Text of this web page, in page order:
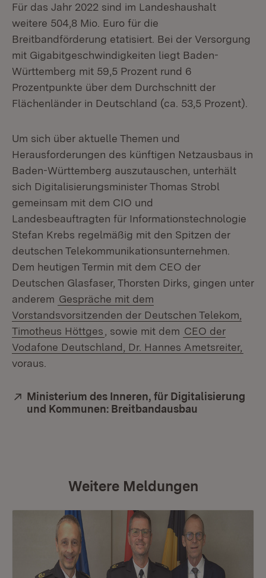
Für das Jahr 2022 sind im Landeshaushalt
weitere 504,8 Mio. Euro für die
Breitbandförderung etatisiert. Bei der Versorgung
mit Gigabitgeschwindigkeiten liegt Baden-
Württemberg mit 59,5 Prozent rund 6
Prozentpunkte über dem Durchschnitt der
Flächenländer in Deutschland (ca. 53,5 Prozent).
Um sich über aktuelle Themen und
Herausforderungen des künftigen Netzausbaus in
Baden-Württemberg auszutauschen, unterhält
sich Digitalisierungsminister Thomas Strobl
gemeinsam mit dem CIO und
Landesbeauftragten für Informationstechnologie
Stefan Krebs regelmäßig mit den Spitzen der
deutschen Telekommunikationsunternehmen.
Dem heutigen Termin mit dem CEO der
Deutschen Glasfaser, Thorsten Dirks, gingen unter
anderem Gespräche mit dem
Vorstandsvorsitzenden der Deutschen Telekom,
Timotheus Höttges
, sowie mit dem CEO der
Vodafone Deutschland, Dr. Hannes Ametsreiter,
voraus.
Extern:
Ministerium des Inneren, für Digitalisierung
und Kommunen: Breitbandausbau
Weitere Meldungen